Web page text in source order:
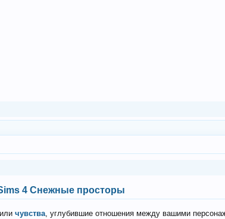
4 Снежные просторы
чувства, углубившие отношения между вашими